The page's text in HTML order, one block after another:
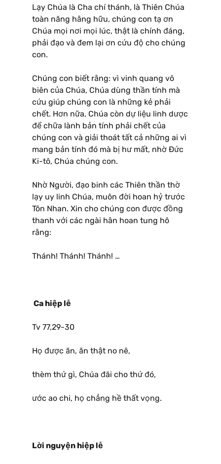
Lạy Chúa là Cha chí thánh, là Thiên Chúa
toàn năng hằng hữu, chúng con tạ ơn
Chúa mọi nơi mọi lúc, thật là chính đáng,
phải đạo và đem lại ơn cứu độ cho chúng
con.
Chúng con biết rằng: vì vinh quang vô
biên của Chúa, Chúa dùng thần tính mà
cứu giúp chúng con là những kẻ phải
chết. Hơn nữa, Chúa còn dự liệu linh dược
để chữa lành bản tính phải chết của
chúng con và giải thoát tất cả những ai vì
mang bản tính đó mà bị hư mất, nhờ Ðức
Ki-tô, Chúa chúng con.
Nhờ Người, đạo binh các Thiên thần thờ
lạy uy linh Chúa, muôn đời hoan hỷ trước
Tôn Nhan. Xin cho chúng con được đồng
thanh với các ngài hân hoan tung hô
rằng:
Thánh! Thánh! Thánh! …
Ca hiệp lễ
Tv 77,29-30
Họ được ăn, ăn thật no nê,
thèm thứ gì, Chúa đãi cho thứ đó,
ước ao chi, họ chẳng hề thất vọng.
Lời nguyện hiệp lễ